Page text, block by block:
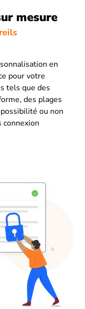
mesure
en
pour votre
tels que des
des plages
ou non
connexion